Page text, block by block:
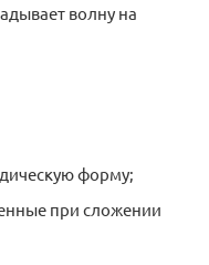
волну на
форму;
при сложении